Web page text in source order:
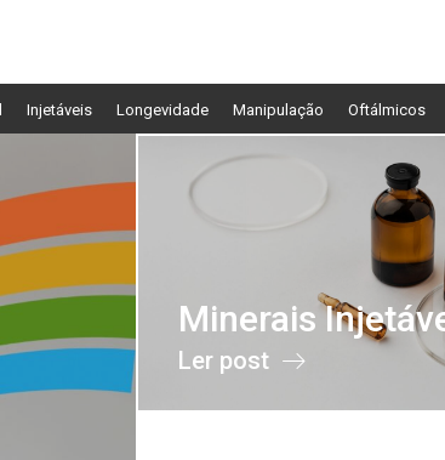
Injetáveis Longevidade Manipulação Oftálmicos
Minerais
Ler post